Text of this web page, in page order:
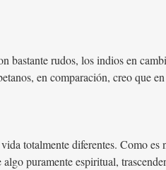
bastante rudos, los indios en
en comparación, creo que
totalmente diferentes. Como
puramente espiritual,